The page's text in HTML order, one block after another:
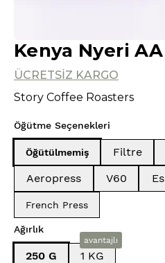
Kenya Nyeri AA
ÜCRETSİZ KARGO
Story Coffee Roasters
Öğütme Seçenekleri
Öğütülmemiş Filtre
Aeropress
V60
French Press
Ağırlık
250 G 1 KG
avantajlı